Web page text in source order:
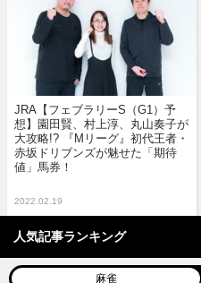
JRA【フェブラリーS（G1）予
想】園田賢、村上淳、丸山奏子が
大攻略!? 『Mリーグ』初代王者・
赤坂ドリブンズが魅せた「期待
値」馬券！
2022.02.19
人気記事ランキング
麻雀